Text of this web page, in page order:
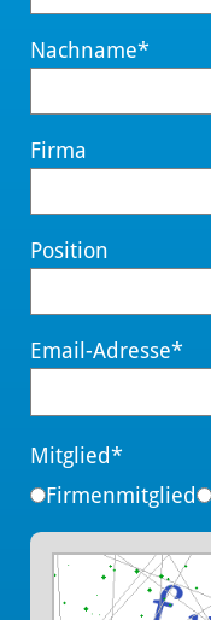
Nachname*
Firma
Position
Email-Adresse*
Mitglied*
Firmenmitglied